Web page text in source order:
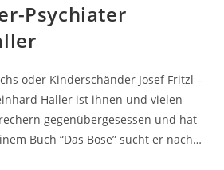
Psychiater
oder Kinderschänder Josef Fritzl –
Haller ist ihnen und vielen
gegenübergesessen und hat
Buch “Das Böse” sucht er nach…